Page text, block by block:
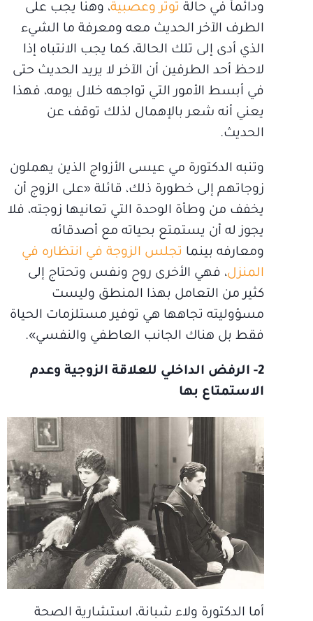
ودائماً في حالة توتر وعصبية، وهنا يجب على
الطرف الآخر الحديث معه ومعرفة ما الشيء
الذي أدى إلى تلك الحالة، كما يجب الانتباه إذا
لاحظ أحد الطرفين أن الآخر لا يريد الحديث حتى
في أبسط الأمور التي تواجهه خلال يومه، فهذا
يعني أنه شعر بالإهمال لذلك توقف عن
الحديث.
وتنبه الدكتورة مي عيسى الأزواج الذين يهملون
زوجاتهم إلى خطورة ذلك، قائلة «على الزوج أن
يخفف من وطأة الوحدة التي تعانيها زوجته، فلا
يجوز له أن يستمتع بحياته مع أصدقائه
ومعارفه بينما تجلس الزوجة في انتظاره في
المنزل، فهي الأخرى روح ونفس وتحتاج إلى
كثير من التعامل بهذا المنطق وليست
مسؤوليته تجاهها هي توفير مستلزمات الحياة
فقط بل هناك الجانب العاطفي والنفسي».
2- الرفض الداخلي للعلاقة الزوجية وعدم
الاستمتاع بها
أما الدكتورة ولاء شبانة، استشارية الصحة